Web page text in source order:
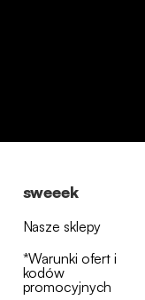
sweeek
Nasze sklepy
*Warunki ofert i
kodów
promocyjnych